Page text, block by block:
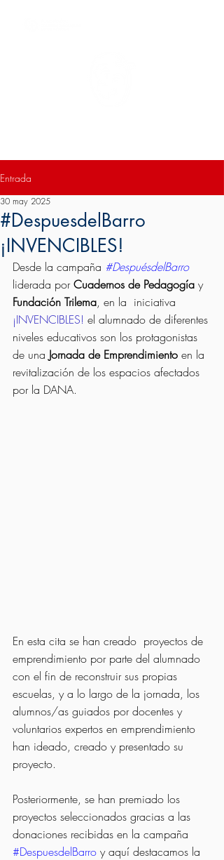
Entrada
#DespuesdelBarro
¡INVENCIBLES!
30 may 2025
Desde la campaña #DespuésdelBarro
liderada por Cuadernos de Pedagogía y
Fundación Trilema, en la  iniciativa
¡INVENCIBLES! el alumnado de diferentes
niveles educativos son los protagonistas
de una Jornada de Emprendimiento en la
revitalización de los espacios afectados
por la DANA.
En esta cita se han creado  proyectos de
emprendimiento por parte del alumnado
con el fin de reconstruir sus propias
escuelas, y a lo largo de la jornada, los
alumnos/as guiados por docentes y
voluntarios expertos en emprendimiento
han ideado, creado y presentado su
proyecto.
Posteriormente, se han premiado los
proyectos seleccionados gracias a las
donaciones recibidas en la campaña
#DespuesdelBarro y aquí destacamos la